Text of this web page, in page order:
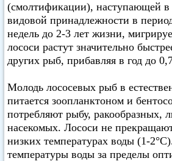
(смолтификации), наступающей в
видовой принадлежности в
недель до 2-3 лет жизни,
лососи растут значительно
других рыб, прибавляя в год до
Молодь лососевых рыб в
питается зоопланктоном и
потребляют рыбу, ракообразных,
насекомых. Лососи не
низких температурах воды (1-
температуры воды за пределы